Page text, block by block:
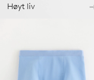
Høyt liv